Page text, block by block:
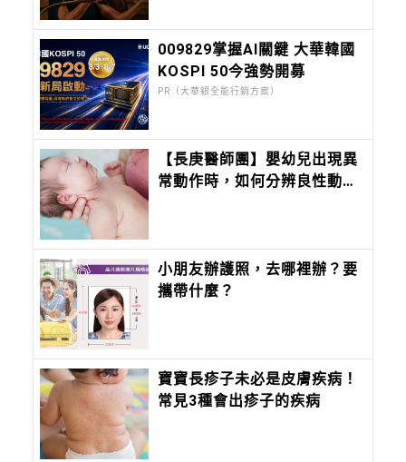
009829掌握AI關鍵 大華韓國
KOSPI 50今強勢開募
PR（大華銀全能行銷方案）
【長庚醫師團】嬰幼兒出現異
常動作時，如何分辨良性動作
小朋友辦護照，去哪裡辦？要
攜帶什麼？
寶寶長疹子未必是皮膚疾病！
常見3種會出疹子的疾病